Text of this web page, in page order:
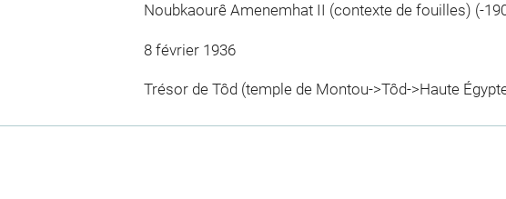
Noubkaourê Amenemhat II (contexte de fouilles) (-
8 février 1936
Trésor de Tôd (temple de Montou->Tôd->Haute